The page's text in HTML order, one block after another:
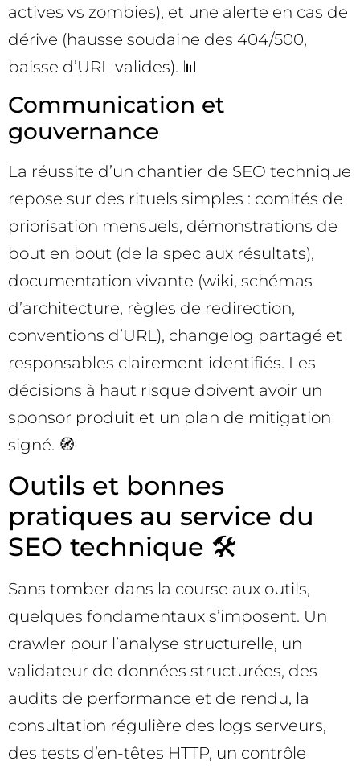
actives vs zombies), et une alerte en cas de
dérive (hausse soudaine des 404/500,
baisse d’URL valides). 📊
Communication et
gouvernance
La réussite d’un chantier de SEO technique
repose sur des rituels simples : comités de
priorisation mensuels, démonstrations de
bout en bout (de la spec aux résultats),
documentation vivante (wiki, schémas
d’architecture, règles de redirection,
conventions d’URL), changelog partagé et
responsables clairement identifiés. Les
décisions à haut risque doivent avoir un
sponsor produit et un plan de mitigation
signé. 🧭
Outils et bonnes
pratiques au service du
SEO technique 🛠️
Sans tomber dans la course aux outils,
quelques fondamentaux s’imposent. Un
crawler pour l’analyse structurelle, un
validateur de données structurées, des
audits de performance et de rendu, la
consultation régulière des logs serveurs,
des tests d’en-têtes HTTP, un contrôle